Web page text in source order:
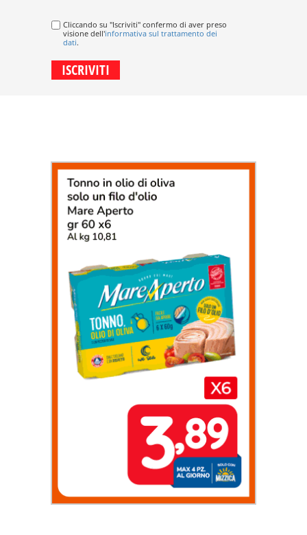
Cliccando su "Iscriviti" confermo di aver preso
visione dell'informativa sul trattamento dei
dati.